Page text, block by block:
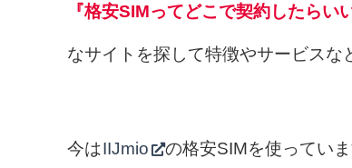
『格安SIMってどこで契約したらい
なサイトを探して特徴やサービスな
今はIIJmio の格安SIMを使ってい